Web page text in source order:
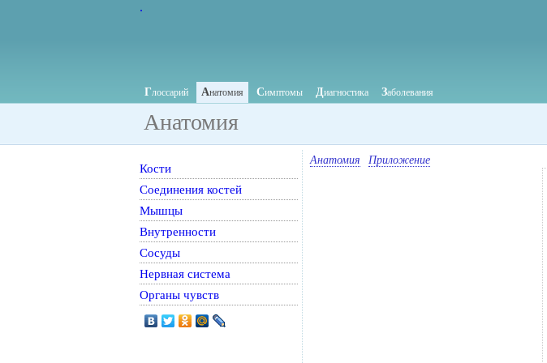
.
Глоссарий Анатомия Симптомы Диагностика Заболевания
Анатомия
Анатомия Приложение
Кости
Соединения костей
Мышцы
Внутренности
Сосуды
Нервная система
Органы чувств